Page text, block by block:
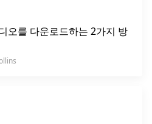
오를 다운로드하는 2가지 방